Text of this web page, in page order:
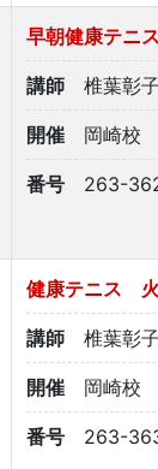
早朝健康テニ
講師 椎葉彰子
開催 岡崎校
番号 263-
健康テニス
講師 椎葉彰子
開催 岡崎校
番号 263-